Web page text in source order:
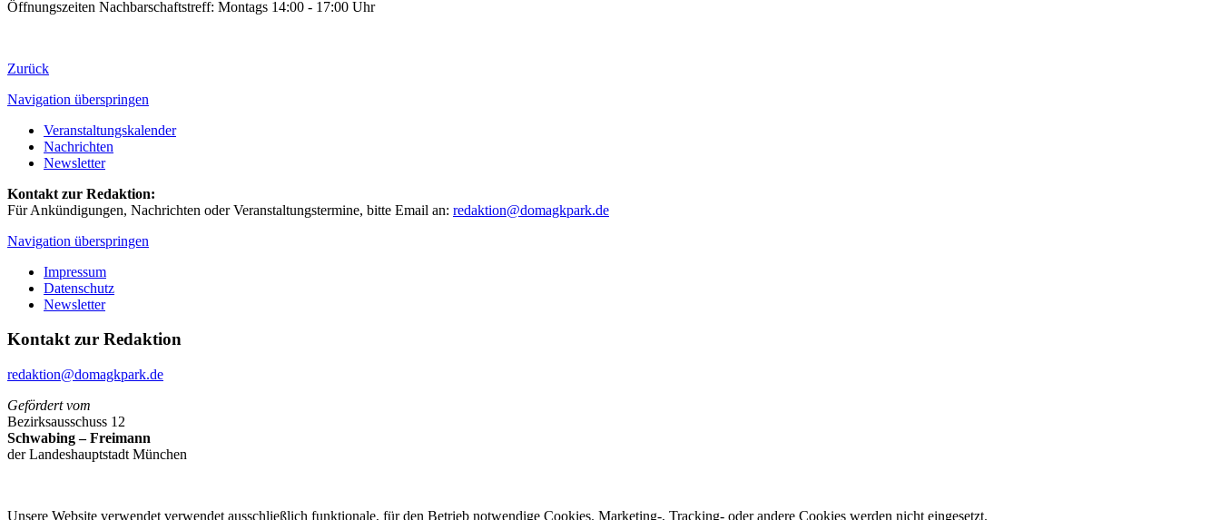
Öffnungszeiten Nachbarschaftstreff: Montags 14:00 - 17:00 Uhr
Zurück
Navigation überspringen
Veranstaltungskalender
Nachrichten
Newsletter
Kontakt zur Redaktion:
Für Ankündigungen, Nachrichten oder Veranstaltungstermine, bitte Email an: redaktion@domagkpark.de
Navigation überspringen
Impressum
Datenschutz
Newsletter
Kontakt zur Redaktion
redaktion@domagkpark.de
Gefördert vom
Bezirksausschuss 12
Schwabing – Freimann
der Landeshauptstadt München
Unsere Website verwendet verwendet ausschließlich funktionale, für den Betrieb notwendige Cookies. Marketing-, Tracking- oder andere Cookies werden nicht eingesetzt.